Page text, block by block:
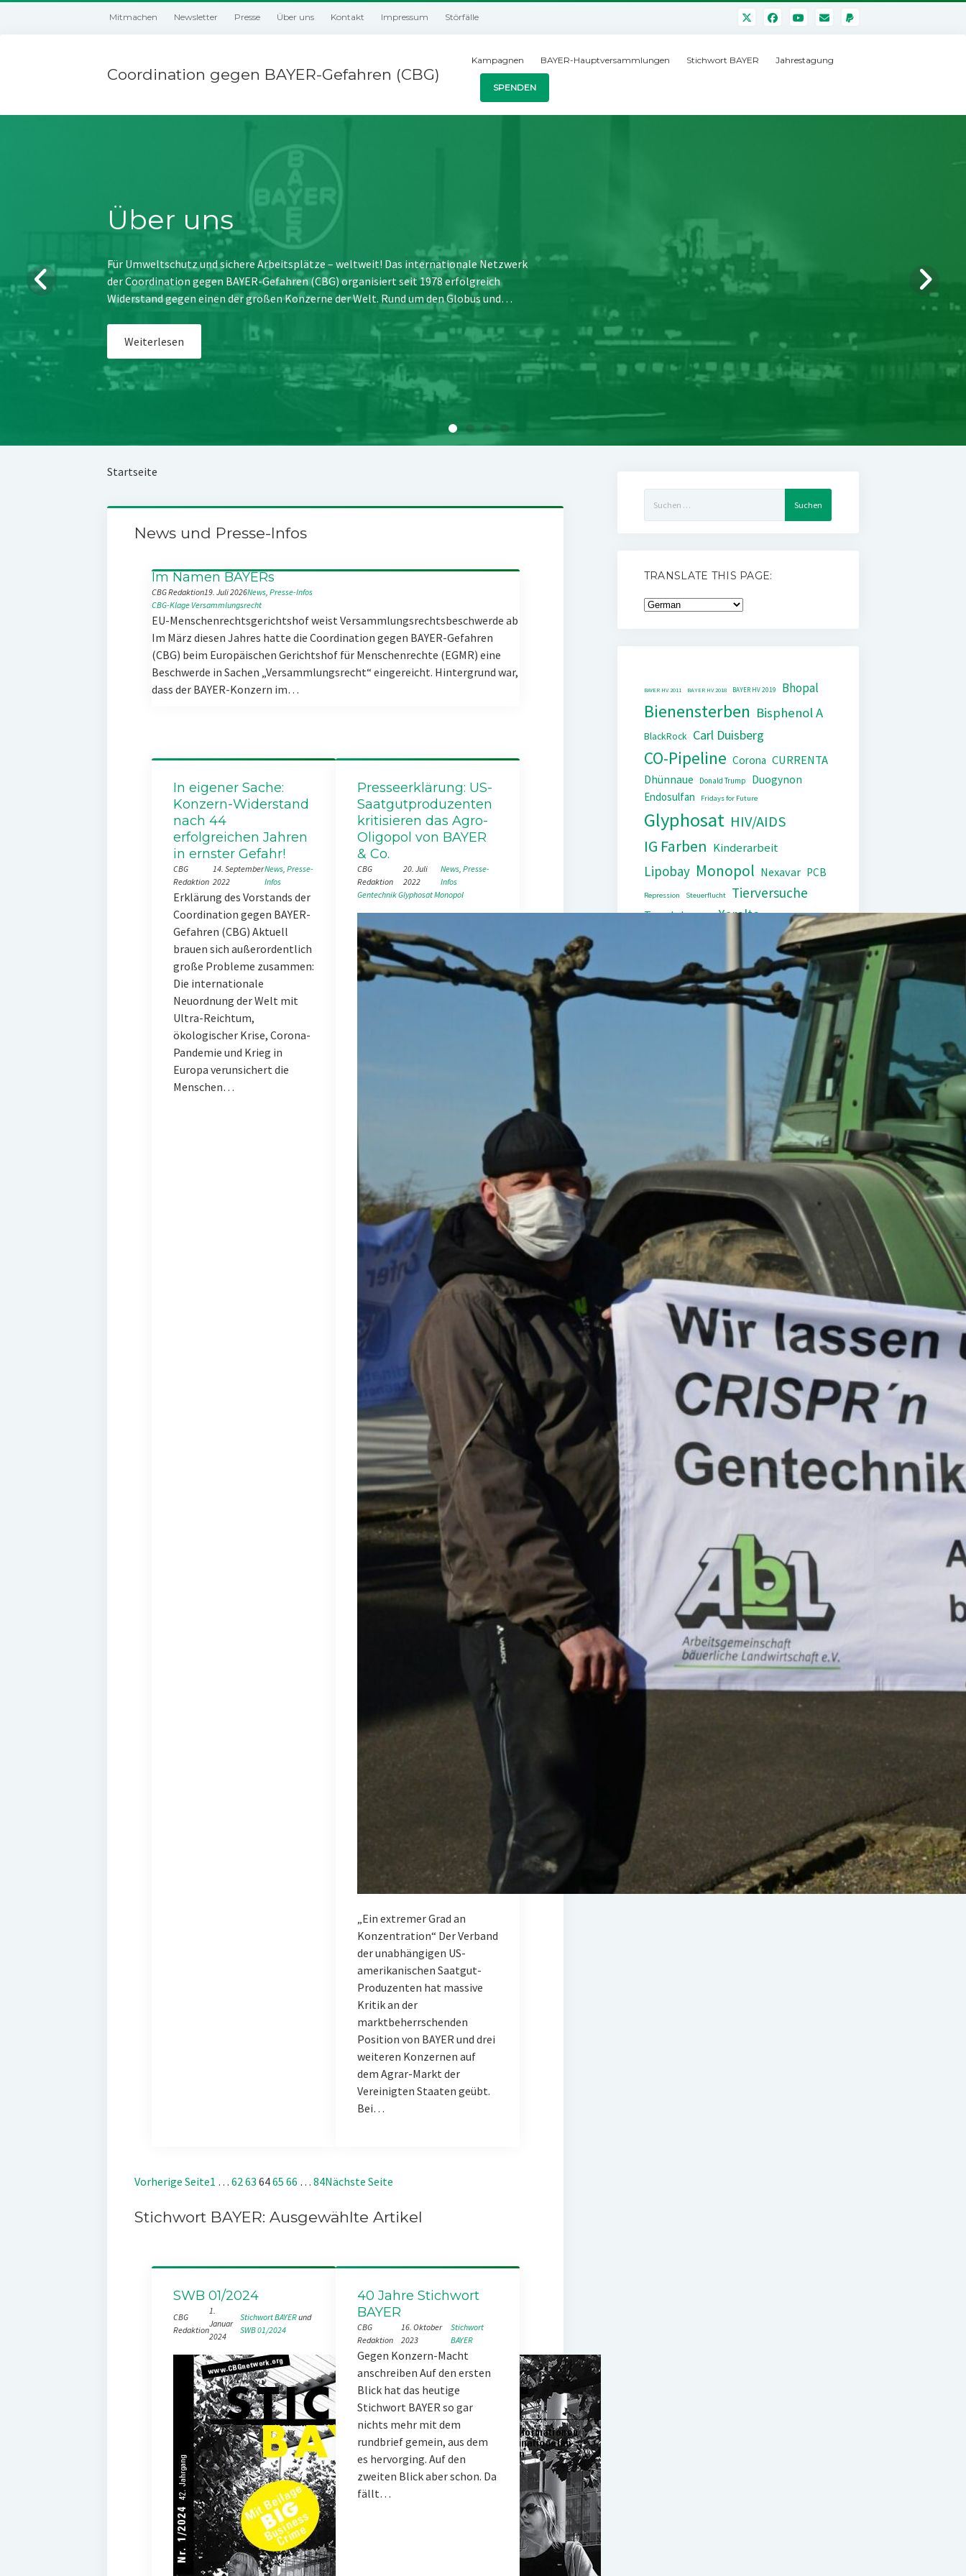
Mitmachen Newsletter Presse Über uns Kontakt Impressum Störfälle
Coordination gegen BAYER-Gefahren (CBG)
Kampagnen BAYER-Hauptversammlungen Stichwort BAYER Jahrestagung
SPENDEN
Über uns
Für Umweltschutz und sichere Arbeitsplätze – weltweit! Das internationale Netzwerk
der Coordination gegen BAYER-Gefahren (CBG) organisiert seit 1978 erfolgreich
Widerstand gegen einen der großen Konzerne der Welt. Rund um den Globus und…
Weiterlesen
Startseite
News und Presse-Infos
Im Namen BAYERs
CBG Redaktion19. Juli 2026News, Presse-Infos
CBG-Klage Versammlungsrecht
EU-Menschenrechtsgerichtshof weist Versammlungsrechtsbeschwerde ab
Im März diesen Jahres hatte die Coordination gegen BAYER-Gefahren
(CBG) beim Europäischen Gerichtshof für Menschenrechte (EGMR) eine
Beschwerde in Sachen „Versammlungsrecht“ eingereicht. Hintergrund war,
dass der BAYER-Konzern im…
In eigener Sache:
Konzern-Widerstand
nach 44
erfolgreichen Jahren
in ernster Gefahr!
CBG
Redaktion
14. September
2022
News, Presse-
Infos
Erklärung des Vorstands der
Coordination gegen BAYER-
Gefahren (CBG) Aktuell
brauen sich außerordentlich
große Probleme zusammen:
Die internationale
Neuordnung der Welt mit
Ultra-Reichtum,
ökologischer Krise, Corona-
Pandemie und Krieg in
Europa verunsichert die
Menschen…
Presseerklärung: US-
Saatgutproduzenten
kritisieren das Agro-
Oligopol von BAYER
& Co.
CBG
Redaktion
20. Juli
2022
News, Presse-
Infos
GentechnikGlyphosatMonopol
„Ein extremer Grad an
Konzentration“ Der Verband
der unabhängigen US-
amerikanischen Saatgut-
Produzenten hat massive
Kritik an der
marktbeherrschenden
Position von BAYER und drei
weiteren Konzernen auf
dem Agrar-Markt der
Vereinigten Staaten geübt.
Bei…
Vorherige Seite1 … 6263 6465 66 … 84Nächste Seite
Stichwort BAYER: Ausgewählte Artikel
SWB 01/2024
CBG
Redaktion
1.
Januar
2024
Stichwort BAYER
und
SWB 01/2024
40 Jahre Stichwort
BAYER
CBG
Redaktion
16. Oktober
2023
Stichwort
BAYER
Gegen Konzern-Macht
anschreiben Auf den ersten
Blick hat das heutige
Stichwort BAYER so gar
nichts mehr mit dem
rundbrief gemein, aus dem
es hervorging. Auf den
zweiten Blick aber schon. Da
fällt…
nach:
TRANSLATE THIS PAGE:
BAYER HV 2011 BAYER HV 2018 BAYER HV 2019 Bhopal
Bienensterben Bisphenol A
BlackRock Carl Duisberg
CO-Pipeline Corona CURRENTA
Dhünnaue Donald Trump
Duogynon
Endosulfan
Fridays for Future
Glyphosat HIV/AIDS
IG Farben Kinderarbeit
Lipobay Monopol Nexavar PCB
Repression Steuerflucht Tierversuche
Trasylol UNEP Xarelto
CBG Artikelarchiv
S
S
1
9
15
16
21 22
28 29
30
31
« Juli